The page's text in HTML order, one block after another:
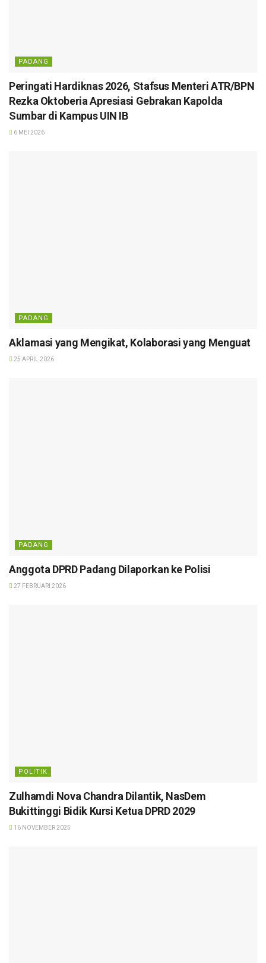
PADANG
Peringati Hardiknas 2026, Stafsus Menteri ATR/BPN
Rezka Oktoberia Apresiasi Gebrakan Kapolda
Sumbar di Kampus UIN IB
6 MEI 2026
PADANG
Aklamasi yang Mengikat, Kolaborasi yang Menguat
25 APRIL 2026
PADANG
Anggota DPRD Padang Dilaporkan ke Polisi
27 FEBRUARI 2026
POLITIK
Zulhamdi Nova Chandra Dilantik, NasDem
Bukittinggi Bidik Kursi Ketua DPRD 2029
16 NOVEMBER 2025